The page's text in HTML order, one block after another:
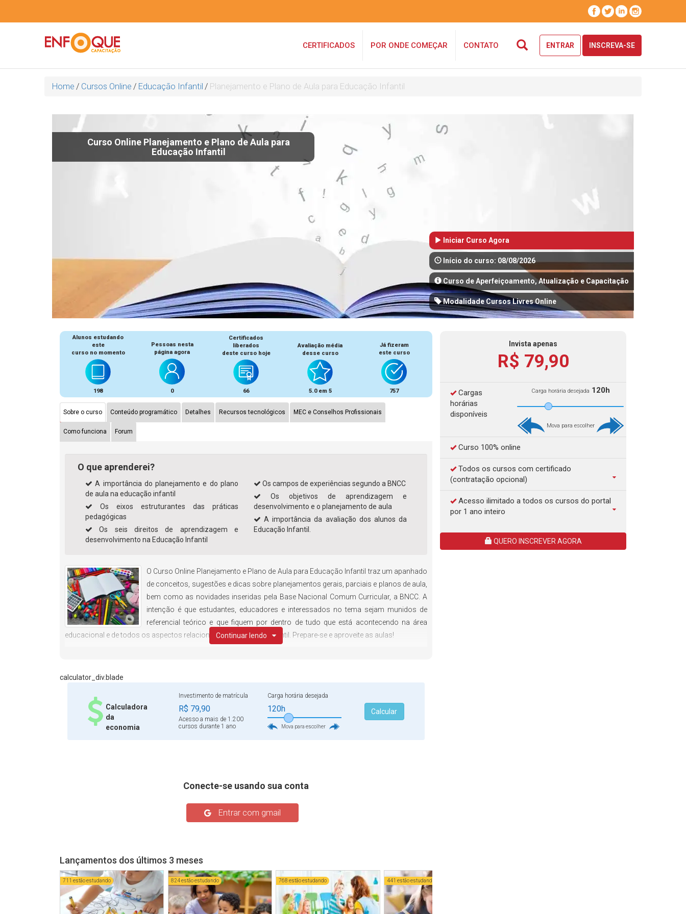
ENTRAR INSCREVA-SE
CERTIFICADOS POR ONDE COMEÇAR CONTATO
Home / Cursos Online / Educação Infantil / Planejamento e Plano de Aula para Educação Infantil
Curso Online Planejamento e Plano de Aula para
Educação Infantil
Iniciar Curso Agora
Início do curso: 08/08/2026
Curso de Aperfeiçoamento, Atualização e Capacitação
Modalidade Cursos Livres Online
Alunos estudando
este
curso no momento
198
Pessoas nesta
página agora
0
Certificados
liberados
deste curso hoje
66
Avaliação média
desse curso
5.0 em 5
Já fizeram
este curso
757
Sobre o curso Conteúdo programático Detalhes Recursos tecnológicos MEC e Conselhos Profissionais
Como funciona Forum
O que aprenderei?
A importância do planejamento e do plano
de aula na educação infantil
Os eixos estruturantes das práticas
pedagógicas
Os seis direitos de aprendizagem e
desenvolvimento na Educação Infantil
Os campos de experiências segundo a BNCC
Os objetivos de aprendizagem e
desenvolvimento e o planejamento de aula
A importância da avaliação dos alunos da
Educação Infantil.
O Curso Online Planejamento e Plano de Aula para Educação Infantil traz um apanhado
de conceitos, sugestões e dicas sobre planejamentos gerais, parciais e planos de aula,
bem como as novidades inseridas pela Base Nacional Comum Curricular, a BNCC. A
intenção é que estudantes, educadores e interessados no tema sejam munidos de
referencial teórico e que fiquem por dentro de tudo que está acontecendo na área
educacional e de todos os aspectos relacionados à educação infantil. Prepare-se e aproveite as aulas!
Continuar lendo
calculator_div.blade
Calculadora
da
economia
Investimento de matrícula
R$ 79,90
Acesso a mais de 1.200
cursos durante 1 ano
Carga horária desejada
120h
Mova para escolher
Calcular
Conecte-se usando sua conta
Entrar com gmail
Lançamentos dos últimos 3 meses
711 estão estudando 824 estão estudando 768 estão estudando 441 estão estudando
Invista apenas
R$ 79,90
Cargas
horárias
disponíveis
Carga horária desejada 120h
Mova para escolher
Curso 100% online
Todos os cursos com certificado
(contratação opcional)
Acesso ilimitado a todos os cursos do portal
por 1 ano inteiro
QUERO INSCREVER AGORA